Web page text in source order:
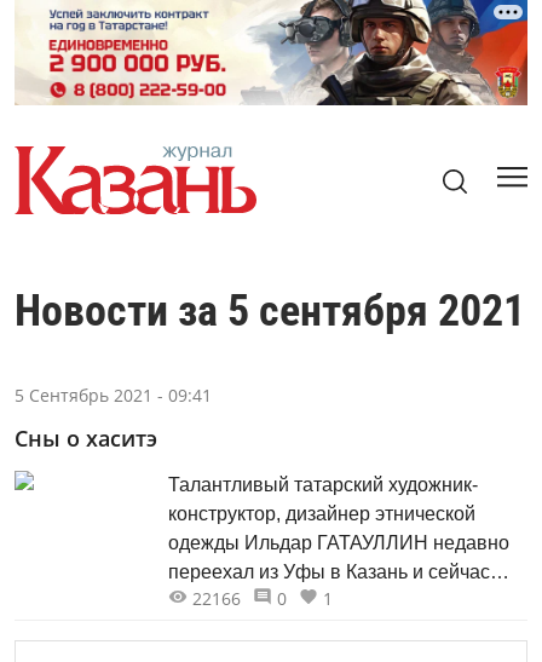
Новости за 5 сентября 2021
5 Сентябрь 2021 - 09:41
Сны о хаситэ
Талантливый татарский художник-
конструктор, дизайнер этнической
одежды Ильдар ГАТАУЛЛИН недавно
переехал из Уфы в Казань и сейчас
вплотную занимается татарским
22166 0 1